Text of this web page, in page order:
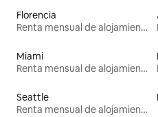
Florencia
Renta mensual de alojamientos
Miami
Renta mensual de alojamientos
Seattle
Renta mensual de alojamientos